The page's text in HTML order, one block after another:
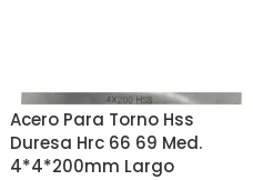
Acero Para Torno Hss
Duresa Hrc 66 69 Med.
4*4*200mm Largo